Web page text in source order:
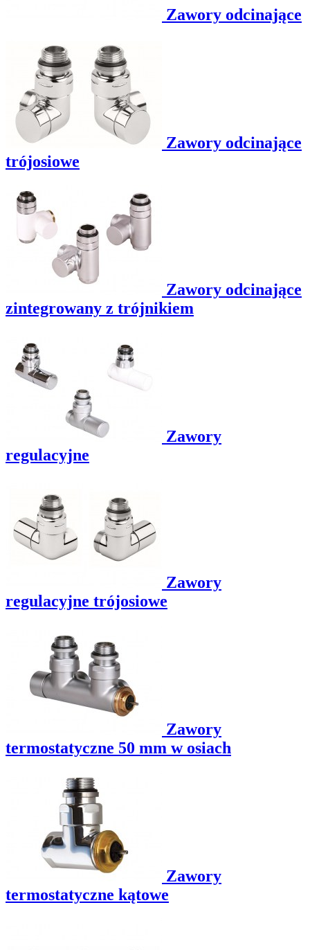
Zawory odcinające
Zawory odcinające
trójosiowe
Zawory odcinające
zintegrowany z trójnikiem
Zawory
regulacyjne
Zawory
regulacyjne trójosiowe
Zawory
termostatyczne 50 mm w osiach
Zawory
termostatyczne kątowe